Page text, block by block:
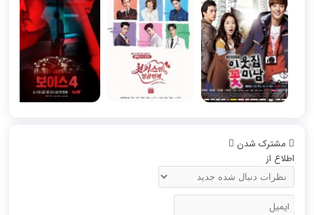
مشترک شدن
اطلاع از